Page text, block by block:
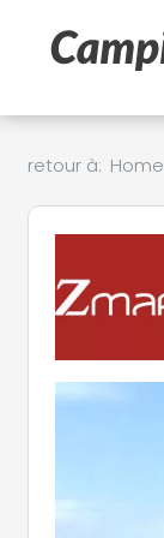
retour à: Home